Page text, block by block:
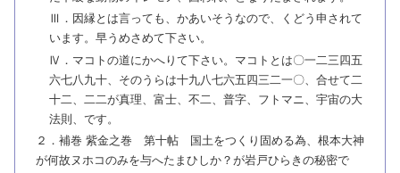
Ⅲ．因縁とは言っても、かあいそうなので、くどう申されて
います。早うめさめて下さい。
Ⅳ．マコトの道にかへりて下さい。マコトとは〇一二三四五
六七八九十、そのうらは十九八七六五四三二一〇、合せて二
十二、二二が真理、富士、不二、普字、フトマニ、宇宙の大
法則、です。
２．補巻 紫金之巻 第十帖 国土をつくり固める為、根本大神
が何故ヌホコのみを与へたまひしか？が岩戸ひらきの秘密で